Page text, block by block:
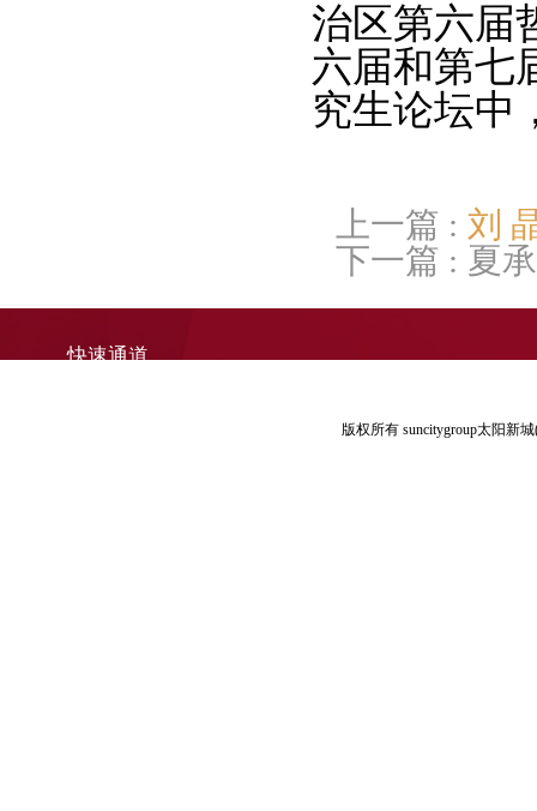
治区第六届
六届和第七
究生论坛中
上一篇 : 刘
下一篇 : 夏
快速通道
版权所有 suncitygroup太阳新